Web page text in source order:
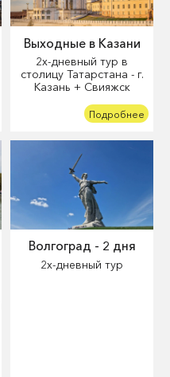
Выходные в Казани
2х-дневный тур в
столицу Татарстана - г.
Казань + Свияжск
Подробнее
Волгоград - 2 дня
2х-дневный тур